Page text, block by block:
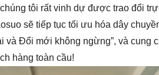
tôi rất vinh dự được trao đổi
sẽ tiếp tục tối ưu hóa dây
và Đổi mới không ngừng”, và cung
hàng toàn cầu!